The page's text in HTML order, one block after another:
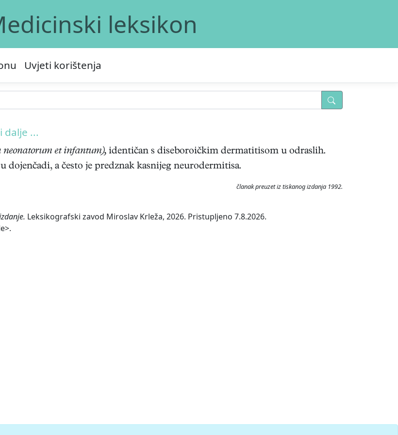
leksikon
Uvjeti korištenja
dalje ...
neonatorum et infantum), identičan s diseboroičkim dermatitisom u odraslih.
u dojenčadi, a često je predznak kasnijeg neurodermitisa.
članak preuzet iz tiskanog izdanja 1992.
Leksikografski zavod Miroslav Krleža, 2026. Pristupljeno 7.8.2026.